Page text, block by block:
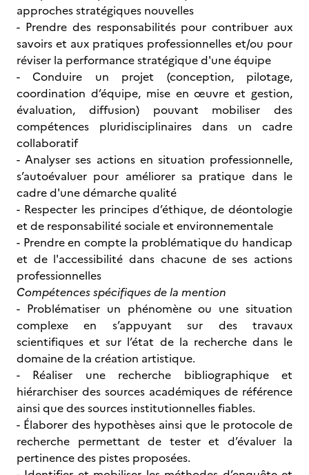
approches stratégiques nouvelles
- Prendre des responsabilités pour contribuer aux
savoirs et aux pratiques professionnelles et/ou pour
réviser la performance stratégique d'une équipe
- Conduire un projet (conception, pilotage,
coordination d’équipe, mise en œuvre et gestion,
évaluation, diffusion) pouvant mobiliser des
compétences pluridisciplinaires dans un cadre
collaboratif
- Analyser ses actions en situation professionnelle,
s’autoévaluer pour améliorer sa pratique dans le
cadre d'une démarche qualité
- Respecter les principes d’éthique, de déontologie
et de responsabilité sociale et environnementale
- Prendre en compte la problématique du handicap
et de l'accessibilité dans chacune de ses actions
professionnelles
Compétences spécifiques de la mention
- Problématiser un phénomène ou une situation
complexe en s’appuyant sur des travaux
scientifiques et sur l’état de la recherche dans le
domaine de la création artistique.
- Réaliser une recherche bibliographique et
hiérarchiser des sources académiques de référence
ainsi que des sources institutionnelles fiables.
- Élaborer des hypothèses ainsi que le protocole de
recherche permettant de tester et d’évaluer la
pertinence des pistes proposées.